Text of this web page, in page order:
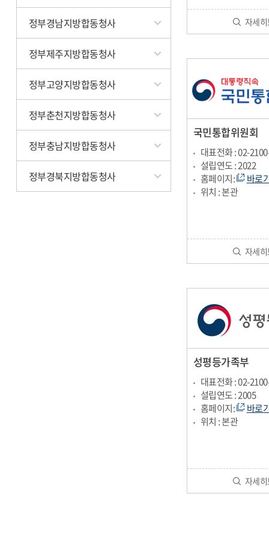
정부경남지방합동청사
정부제주지방합동청사
정부고양지방합동청사
정부춘천지방합동청사
정부충남지방합동청사
정부경북지방합동청사
자세
국민통합위원회
대표전화 : 02-
설립연도 : 2022
홈페이지:
바로
위치 : 본관
자세
성평등가족부
대표전화 : 02-
설립연도 : 2005
홈페이지:
바로
위치 : 본관
자세